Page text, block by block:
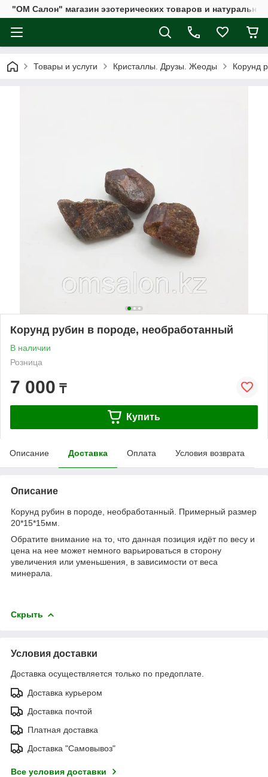
"ОМ Салон" магазин эзотерических товаров и
Товары и услуги Кристаллы. Друзы. Жеоды Корунд
Корунд рубин в породе, необработанный
В наличии
Розница
7 000 ₸
Купить
Описание Доставка Оплата Условия возврата
Описание
Корунд рубин в породе, необработанный. Примерный размер
20*15*15мм.
Обратите внимание на то, что данная позиция идёт по весу и
цена на нее может немного варьироваться в сторону
увеличения или уменьшения, в зависимости от веса
минерала.
Скрыть
Условия доставки
Доставка осуществляется только по предоплате.
Доставка курьером
Доставка почтой
Платная доставка
Доставка "Самовывоз"
Все условия доставки